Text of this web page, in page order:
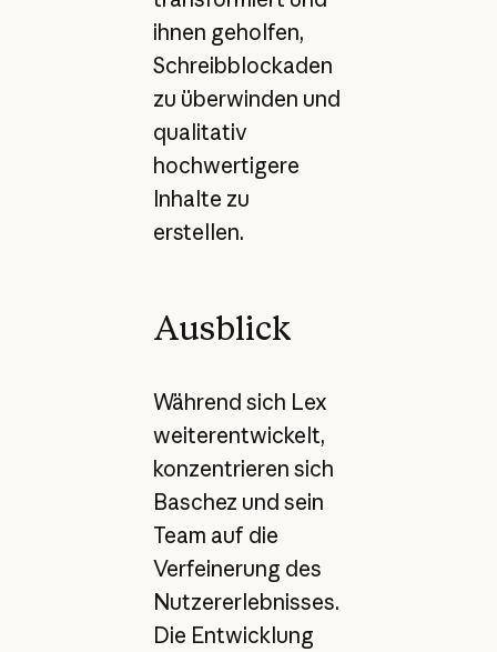
ihnen geholfen,
Schreibblockaden
zu überwinden und
qualitativ
hochwertigere
Inhalte zu
erstellen.
Ausblick
Während sich Lex
weiterentwickelt,
konzentrieren sich
Baschez und sein
Team auf die
Verfeinerung des
Nutzererlebnisses.
Die Entwicklung